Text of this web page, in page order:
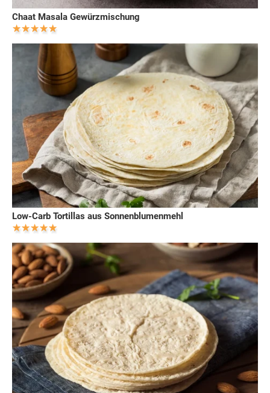
Chaat Masala Gewürzmischung
Low-Carb Tortillas aus Sonnenblumenmehl